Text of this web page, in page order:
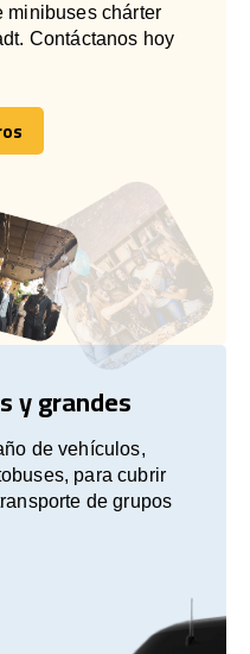
minibuses chárter
Contáctanos hoy
y grandes
de vehículos,
para cubrir
de grupos